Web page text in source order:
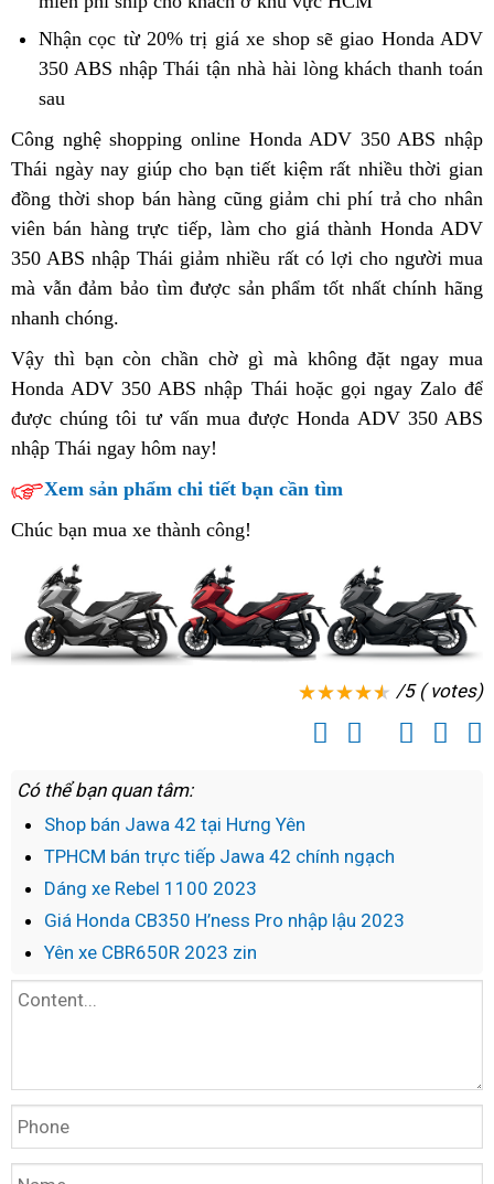
nhiêu
năng
đang
bán
Nhận cọc từ 20% trị giá xe độc
quyền
phối
tại
Việt
Nam
shop sẽ giao Honda ADV
350 ABS nhập Thái tận nhà Honda
350
ABS
đỉnh
cao
hài lòng khách link
thanh toán
sau
Công nghệ shopping online Honda ADV 350 ABS nhập
Thái đa
năng
ngày nay Honda
ADV
350
công
nghệ
giúp cho bạnquà
tặng
tiết kiệm rất nhiều thời gian
đồng thời shop bán hàng Honda
ADV
350
công
cao
cũng giảm test
lỗi
chi phí trả cho nhân
viên đăng
ký
xe
bán hàng trực tiếp, xe
Honda
ADV
ABS
công
mới
làm cho giá thành Honda ADV
350 ABS nhập Thái giảm nhiều phụ
tùng
rất có lợi cho người mua
mà vẫn đảm bảo tìm được sản phẩm xe
ADV
350
ABS
mới
tốt nhấttặng
niệm
chính hãng
nhanh chóngtận
nơi
.
Vậy thì bạn còn chần chờ gìlái
xe
giúp
cường
mà không đặt ngay mua
Honda ADV 350 ABS nhập Thái hoặc gọi ngay Zalo để
được chúng tôi lái
xe
hăng
thể
tư vấn mua được Honda ADV 350 ABS
nhập Thái ngay hôm nay!
Xem sản phẩm chi tiết bạn cần tìm
Chúc bạn mua xe thành công!
/5 ( votes)
Có thể bạn quan tâm:
Shop bán Jawa 42 tại Hưng Yên
TPHCM bán trực tiếp Jawa 42 chính ngạch
Dáng xe Rebel 1100 2023
Giá Honda CB350 H’ness Pro nhập lậu 2023
Yên xe CBR650R 2023 zin